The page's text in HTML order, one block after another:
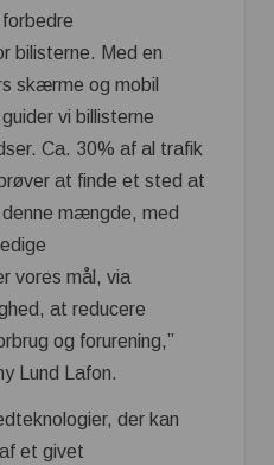
bilisterne. Med en
skærme og mobil
vi billisterne
Ca. 30% af al trafik
at finde et sted at
mængde, med
vores mål, via
at reducere
og forurening,”
Lund Lafon.
der kan
et givet